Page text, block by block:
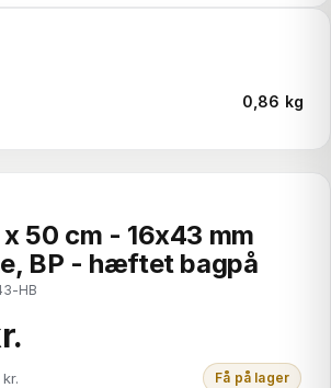
0,86 kg
50 cm - 16x43 mm
BP - hæftet bagpå
HB
Få på lager